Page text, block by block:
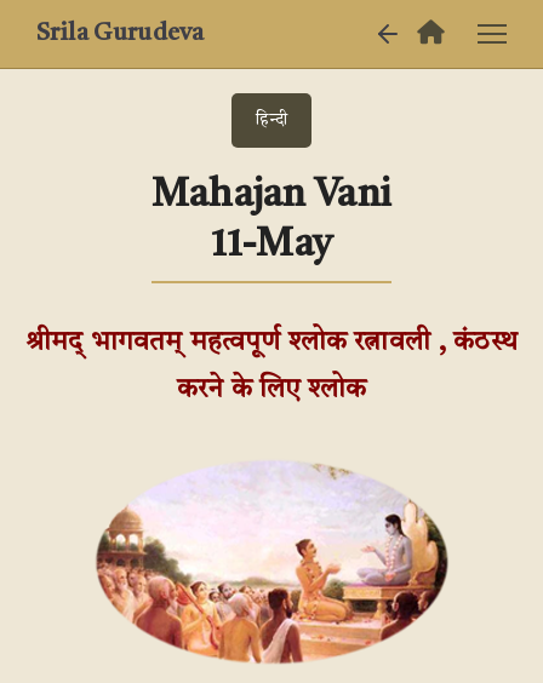
Srila Gurudeva
हिन्दी
Mahajan Vani
11-May
श्रीमद् भागवतम् महत्वपूर्ण श्लोक रत्नावली , कंठस्थ
करने के लिए श्लोक